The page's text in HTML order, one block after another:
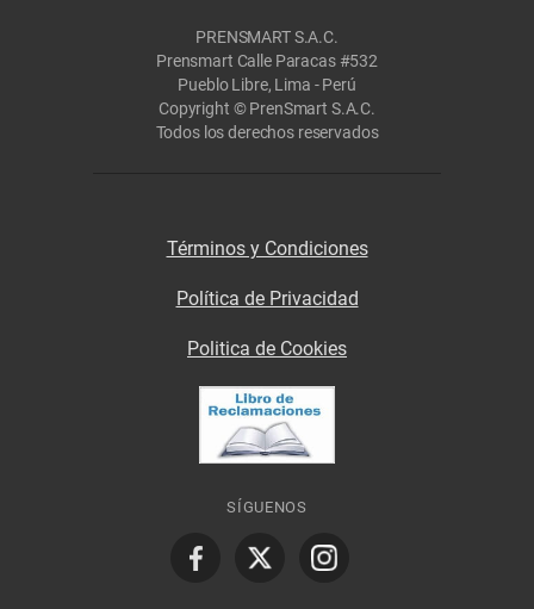
PRENSMART S.A.C.
Prensmart Calle Paracas #532
Pueblo Libre, Lima - Perú
Copyright © PrenSmart S.A.C.
Todos los derechos reservados
Términos y Condiciones
Política de Privacidad
Politica de Cookies
SÍGUENOS